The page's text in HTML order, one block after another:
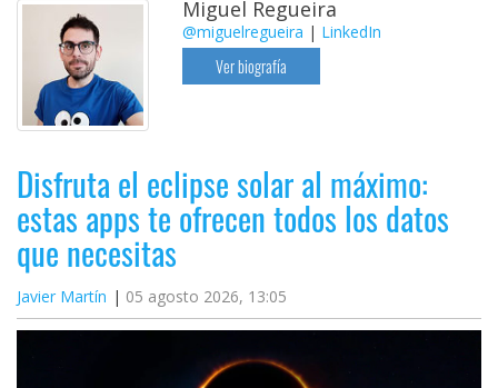
Miguel Regueira
@miguelregueira | LinkedIn
Ver biografía
Disfruta el eclipse solar al máximo:
estas apps te ofrecen todos los datos
que necesitas
Javier Martín 05 agosto 2026, 13:05